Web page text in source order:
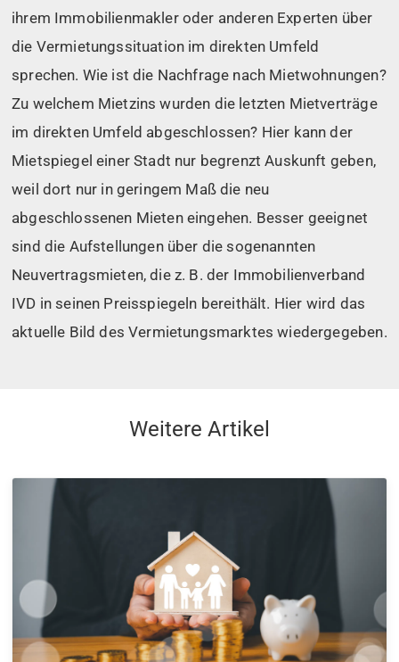
ihrem Immobilienmakler oder anderen Experten über
die Vermietungssituation im direkten Umfeld
sprechen. Wie ist die Nachfrage nach Mietwohnungen?
Zu welchem Mietzins wurden die letzten Mietverträge
im direkten Umfeld abgeschlossen? Hier kann der
Mietspiegel einer Stadt nur begrenzt Auskunft geben,
weil dort nur in geringem Maß die neu
abgeschlossenen Mieten eingehen. Besser geeignet
sind die Aufstellungen über die sogenannten
Neuvertragsmieten, die z. B. der Immobilienverband
IVD in seinen Preisspiegeln bereithält. Hier wird das
aktuelle Bild des Vermietungsmarktes wiedergegeben.
Weitere Artikel